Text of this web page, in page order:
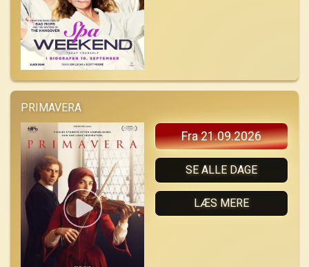
PRIMAVERA
Fra 21.09.2026
SE ALLE DAGE
LÆS MERE